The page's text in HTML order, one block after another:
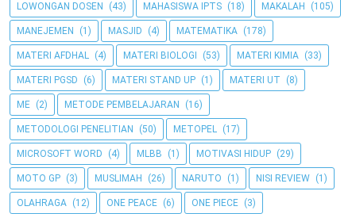
LOWONGAN DOSEN (43) MAHASISWA IPTS (18) MAKALAH (105)
MANEJEMEN (1) MASJID (4) MATEMATIKA (178)
MATERI AFDHAL (4) MATERI BIOLOGI (53) MATERI KIMIA (33)
MATERI PGSD (6) MATERI STAND UP (1) MATERI UT (8)
ME (2) METODE PEMBELAJARAN (16)
METODOLOGI PENELITIAN (50) METOPEL (17)
MICROSOFT WORD (4) MLBB (1) MOTIVASI HIDUP (29)
MOTO GP (3) MUSLIMAH (26) NARUTO (1) NISI REVIEW (1)
OLAHRAGA (12) ONE PEACE (6) ONE PIECE (3)